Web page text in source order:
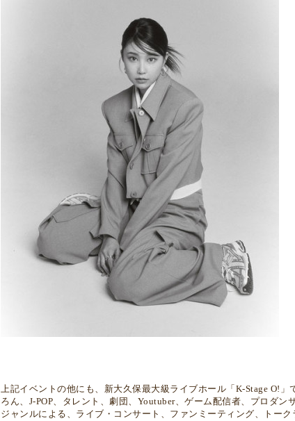
上記イベントの他にも、新大久保最大級ライブホール「K-Stage O!」
ろん、J-POP、タレント、劇団、Youtuber、ゲーム配信者、プロダン
ジャンルによる、ライブ・コンサート、ファンミーティング、トー